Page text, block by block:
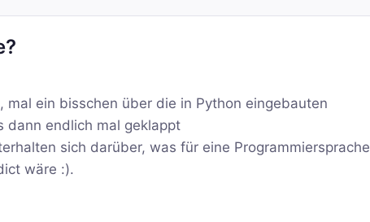
mal ein bisschen über die in Python eingebauten
dann endlich mal geklappt
sich darüber, was für eine
wäre :).